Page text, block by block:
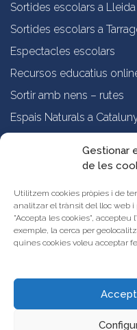
Gestionar
de les
Utilitzem cookies pròpies i de
analitzar el trànsit del lloc web
"Accepta les cookies", accepteu
exemple, la cerca per
quines cookies voleu acceptar
Sortides escolars a Lleida
Sortides escolars a
Espectacles escolars
Recursos educatius
Sortir amb nens – rutes
Espais Naturals a
Qui som?
Vols publicar les teves
Catalunya?
Condicions d’ús i avís legal